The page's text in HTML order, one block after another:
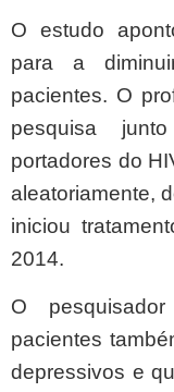
O estudo
para a
pacientes. O
pesquisa
portadores do
aleatoriamente,
iniciou
2014.
O
pacientes
depressivos e